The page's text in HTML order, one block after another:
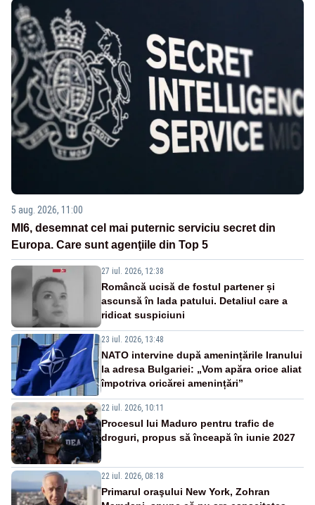
5 aug. 2026, 11:00
MI6, desemnat cel mai puternic serviciu secret din
Europa. Care sunt agenţiile din Top 5
27 iul. 2026, 12:38
Româncă ucisă de fostul partener și
ascunsă în lada patului. Detaliul care a
ridicat suspiciuni
23 iul. 2026, 13:48
NATO intervine după amenințările Iranului
la adresa Bulgariei: „Vom apăra orice aliat
împotriva oricărei amenințări”
22 iul. 2026, 10:11
Procesul lui Maduro pentru trafic de
droguri, propus să înceapă în iunie 2027
22 iul. 2026, 08:18
Primarul oraşului New York, Zohran